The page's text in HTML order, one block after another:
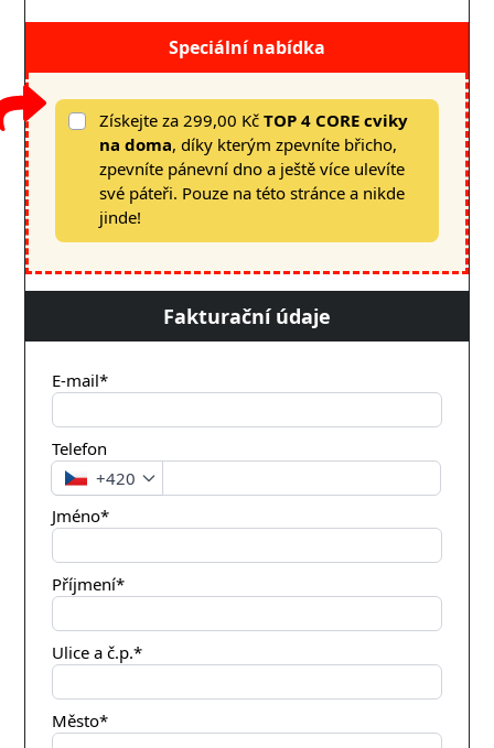
Speciální nabídka
Získejte za 299,00 KčTOP 4 CORE cviky
na doma, díky kterým zpevníte břicho,
zpevníte pánevní dno a ještě více ulevíte
své páteři. Pouze na této stránce a nikde
jinde!
Fakturační údaje
E-mail*
Telefon
+420
Jméno*
Příjmení*
Ulice a č.p.*
Město*